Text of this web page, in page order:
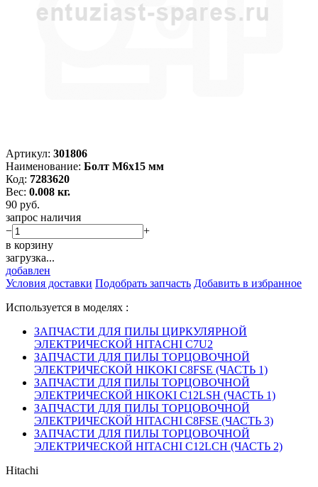
Артикул: 301806
Наименование: Болт M6х15 мм
Код: 7283620
Вес: 0.008 кг.
90 руб.
запрос наличия
−
+
в корзину
загрузка...
добавлен
Условия доставки Подобрать запчасть Добавить в избранное
Используется в моделях :
ЗАПЧАСТИ ДЛЯ ПИЛЫ ЦИРКУЛЯРНОЙ
ЭЛЕКТРИЧЕСКОЙ HITACHI C7U2
ЗАПЧАСТИ ДЛЯ ПИЛЫ ТОРЦОВОЧНОЙ
ЭЛЕКТРИЧЕСКОЙ HIKOKI C8FSE (ЧАСТЬ 1)
ЗАПЧАСТИ ДЛЯ ПИЛЫ ТОРЦОВОЧНОЙ
ЭЛЕКТРИЧЕСКОЙ HIKOKI C12LSH (ЧАСТЬ 1)
ЗАПЧАСТИ ДЛЯ ПИЛЫ ТОРЦОВОЧНОЙ
ЭЛЕКТРИЧЕСКОЙ HITACHI C8FSE (ЧАСТЬ 3)
ЗАПЧАСТИ ДЛЯ ПИЛЫ ТОРЦОВОЧНОЙ
ЭЛЕКТРИЧЕСКОЙ HITACHI C12LCH (ЧАСТЬ 2)
Hitachi